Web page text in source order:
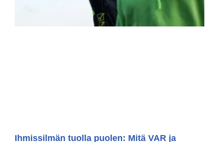
Ihmissilmän tuolla puolen: Mitä VAR ja